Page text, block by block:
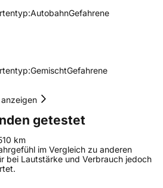
AutobahnGefahrene
GemischtGefahrene
getestet
km
im Vergleich zu anderen
bei Lautstärke und Verbrauch jedoch